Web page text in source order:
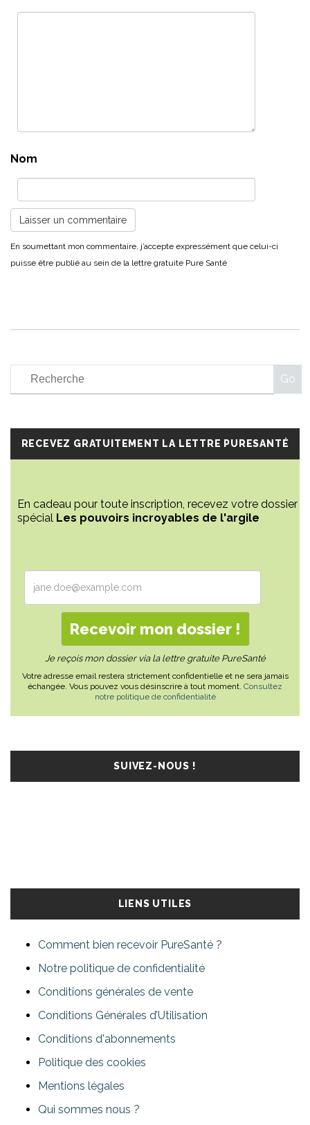
Nom
RECEVEZ GRATUITEMENT LA LETTRE PURESANTÉ
En cadeau pour toute inscription, recevez votre dossier
spécial Les pouvoirs incroyables de l'argile
Je reçois mon dossier via la lettre gratuite PureSanté
Votre adresse email restera strictement confidentielle et ne sera jamais
échangée. Vous pouvez vous désinscrire à tout moment. Consultez
notre politique de confidentialité
SUIVEZ-NOUS !
LIENS UTILES
Comment bien recevoir PureSanté ?
Notre politique de confidentialité
Conditions générales de vente
Conditions Générales d’Utilisation
Conditions d'abonnements
Politique des cookies
Mentions légales
Qui sommes nous ?